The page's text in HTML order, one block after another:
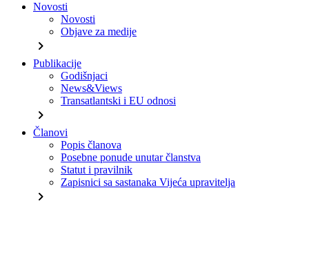
Novosti
Novosti
Objave za medije
chevron_right
Publikacije
Godišnjaci
News&Views
Transatlantski i EU odnosi
chevron_right
Članovi
Popis članova
Posebne ponude unutar članstva
Statut i pravilnik
Zapisnici sa sastanaka Vijeća upravitelja
chevron_right